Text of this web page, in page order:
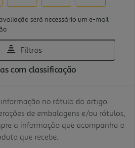
no rótulo do artigo.
de embalagens e/ou rótulos,
a informação que acompanha o
que recebe.